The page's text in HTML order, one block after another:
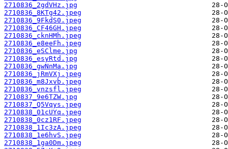
2710836_2gdVHz.jpg
2710836_8KTg42.jpeg
2710836_9FkdS0.jpeg
2710836_CF46GH.jpeg
2710836_cknHMh.jpeg
2710836_e8eeFh.jpeg
2710836_eSClme.jpg
2710836_esyRtd.jpg
2710836_gwNnMa.jpg
2710836_jRmVXj.jpeg
2710836_m8Jxvb.jpeg
2710836_vnzsfl.jpeg
2710837_9e6TZW.jpg
2710837_Q5Vqys.jpeg
2710838_01cUYq.jpeg
2710838_0cz1RF.jpeg
2710838_1Ic3zA.jpeg
2710838_1e6hvS.jpeg
2710838_1ga0Dm.jpeg